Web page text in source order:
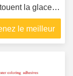
la glace
de lèvre
de réparation
le meilleur